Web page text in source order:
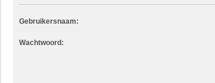
Gebruikersnaam:
Wachtwoord: